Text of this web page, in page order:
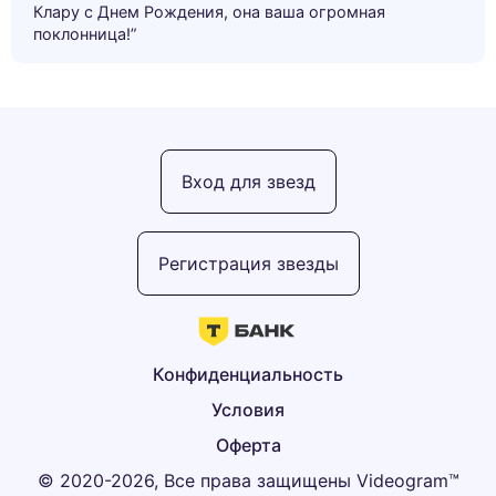
Клару с Днем Рождения, она ваша огромная
поклонница!”
© 2020-2026, Все права защищены Videogram™
Оферта
Условия
Конфиденциальность
Регистрация звезды
Вход для звезд